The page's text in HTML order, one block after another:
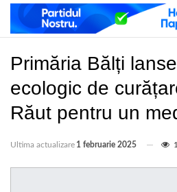
Primăria Bălți
ecologic de
Răut pentru un
Ultima actualizare 1 februarie 2025